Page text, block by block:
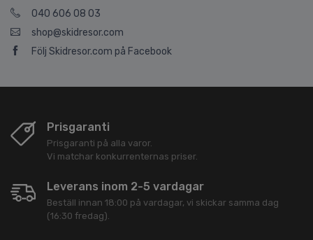
040 606 08 03
shop@skidresor.com
Följ Skidresor.com på Facebook
Prisgaranti
Prisgaranti på alla varor.
Vi matchar konkurrenternas priser.
Leverans inom 2-5 vardagar
Beställ innan 18:00 på vardagar, vi skickar samma dag
(16:30 fredag).